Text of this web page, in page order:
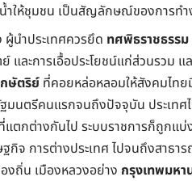
ำให้ชุมชน เป็นสัญลักษณ์ของการทำ
นำประเทศควรยึด ทศพิธราชธรรม
ละการเอื้อประโยชน์แก่ส่วนรวม แ
ษัตริย์ ที่คอยหล่อหลอมให้สังคมไท
มนตรีคนแรกจนถึงปัจจุบัน ประเท
ตกต่างกันไป ระบบราชการก็ถูกแบ่
กิจ การต่างประเทศ ไปจนถึงสาธา
งถิ่น เมืองหลวงอย่าง กรุงเทพมหา